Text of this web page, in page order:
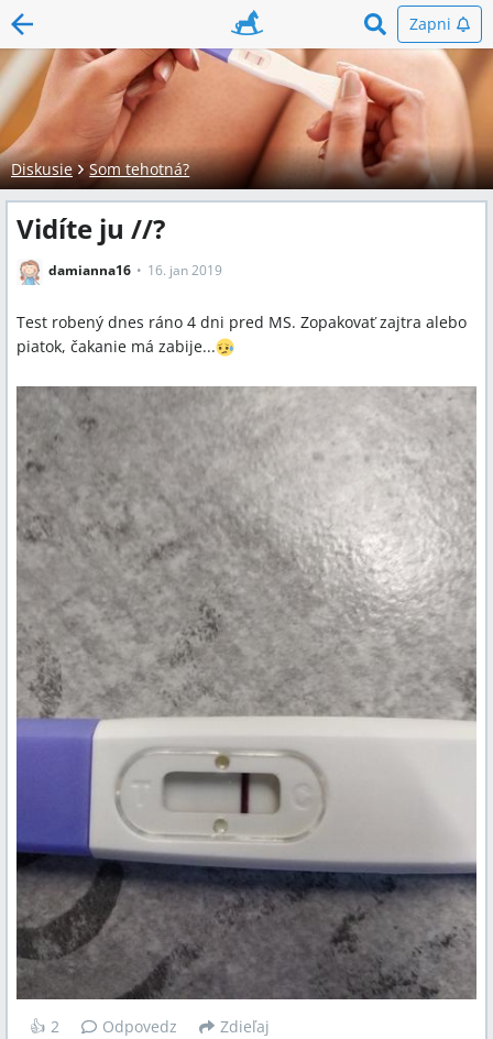
Zapni
Diskusie Som tehotná?
Vidíte ju //?
damianna16 16. jan 2019
Test robený dnes ráno 4 dni pred MS. Zopakovať zajtra alebo
piatok, čakanie má zabije...
👍 2 Odpovedz Zdieľaj